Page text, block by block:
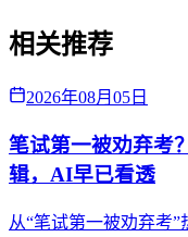
相关推荐
2026年08月05日
笔试第一被劝弃考
辑，AI早已看透
从“笔试第一被劝弃考